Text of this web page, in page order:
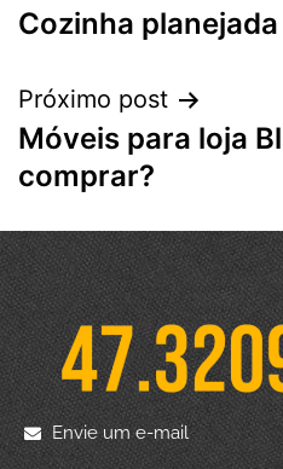
Cozinha
Próximo post
Móveis para loja
comprar?
Envie um e-mail